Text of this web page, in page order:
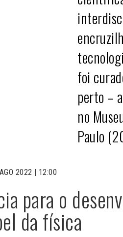
foi
perto –
no
Paulo
para o
da física
2022 | 12:00